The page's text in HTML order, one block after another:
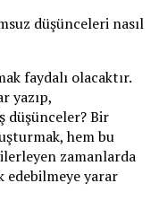
düşünceleri nasıl
faydalı olacaktır.
yazıp,
düşünceler? Bir
hem bu
zamanlarda
edebilmeye yarar